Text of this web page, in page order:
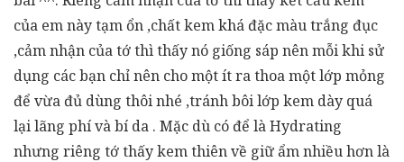
của em này tạm ổn ,chất kem khá đặc màu trắng đục
,cảm nhận của tớ thì thấy nó giống sáp nên mỗi khi sử
dụng các bạn chỉ nên cho một ít ra thoa một lớp mỏng
để vừa đủ dùng thôi nhé ,tránh bôi lớp kem dày quá
lại lãng phí và bí da . Mặc dù có để là Hydrating
nhưng riêng tớ thấy kem thiên về giữ ẩm nhiều hơn là